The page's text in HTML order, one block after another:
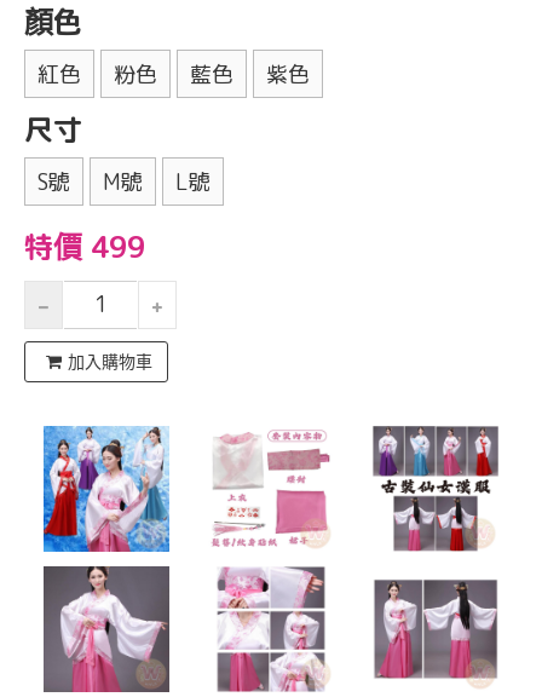
顏色
紅色 粉色 藍色 紫色
尺寸
S號 M號 L號
特價 499
加入購物車